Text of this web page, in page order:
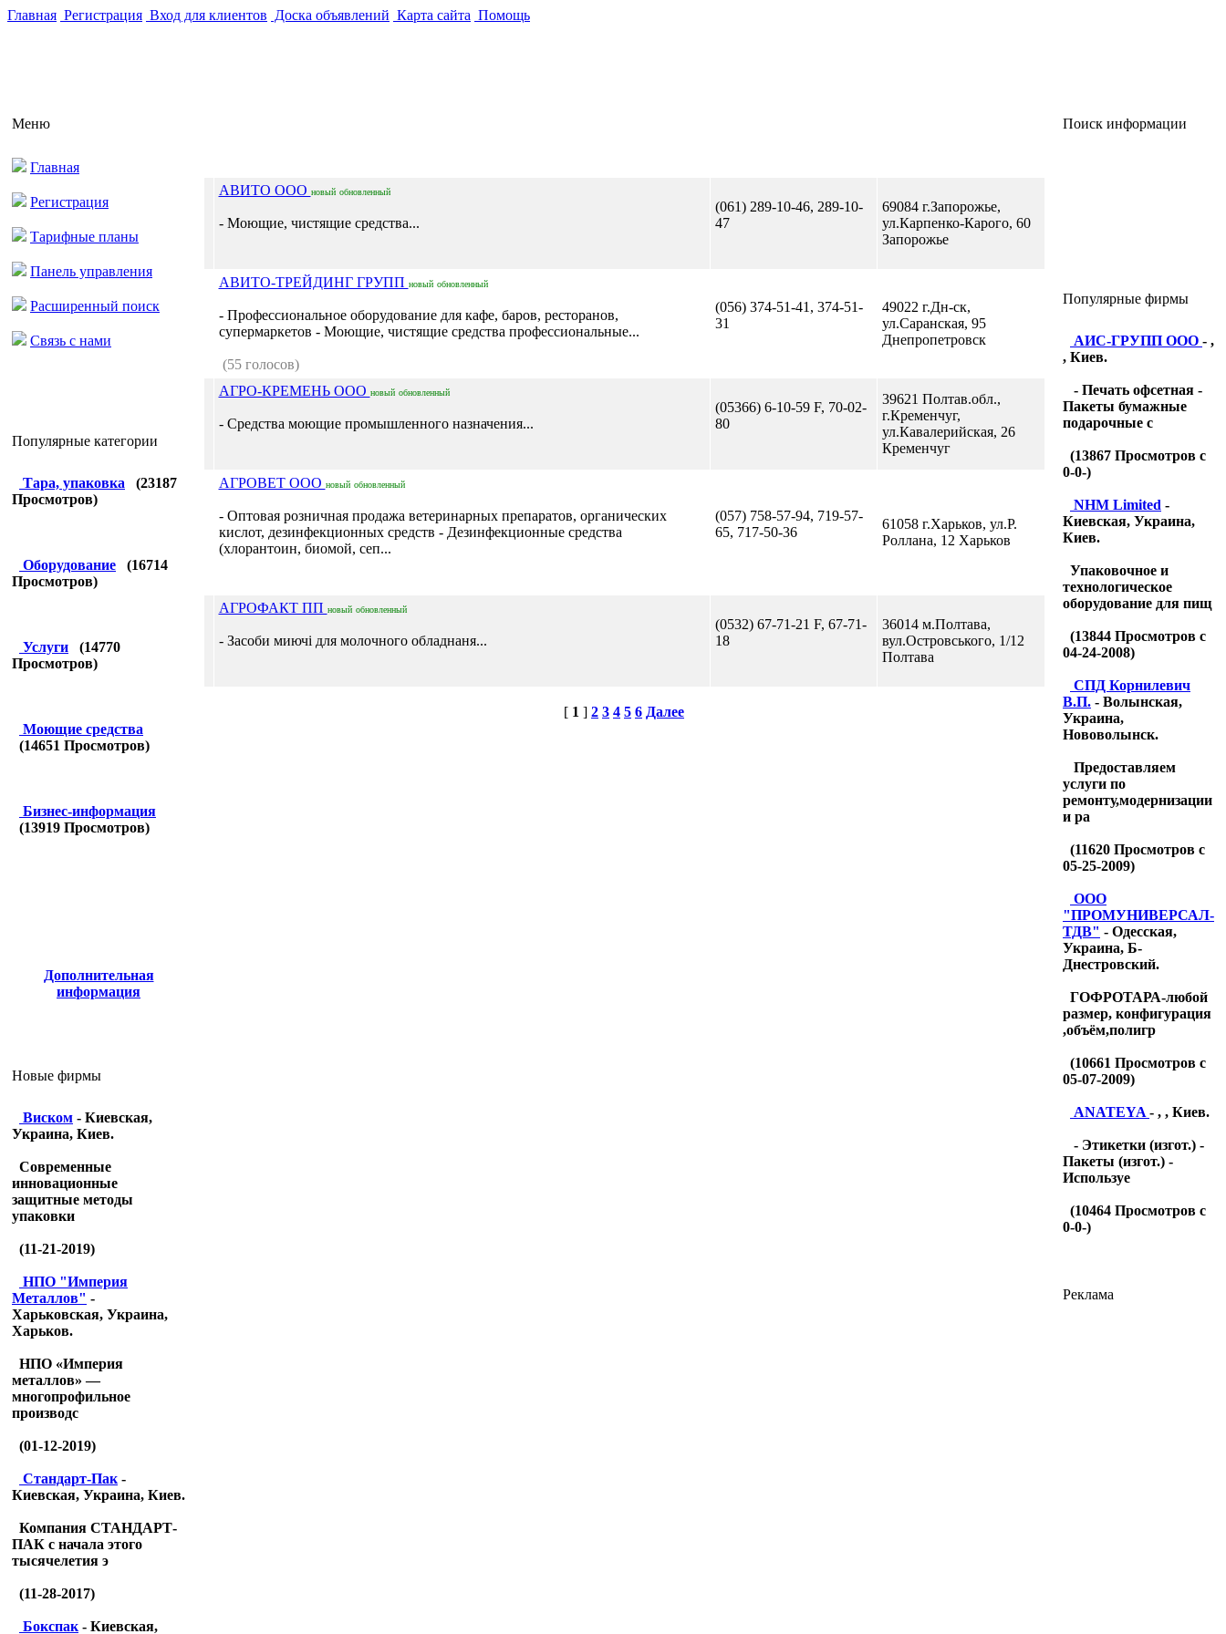
Главная Регистрация Вход для клиентов Доска объявлений Карта сайта Помощь
Меню
Главная
Регистрация
Тарифные планы
Панель управления
Расширенный поиск
Связь с нами
Популярные категории
Тара, упаковка (23187
Просмотров)
Оборудование (16714
Просмотров)
Услуги (14770
Просмотров)
Моющие средства
(14651 Просмотров)
Бизнес-информация
(13919 Просмотров)
Дополнительная
информация
Новые фирмы
Виском - Киевская,
Украина, Киев.
Современные
инновационные
защитные методы
упаковки
(11-21-2019)
НПО "Империя
Металлов" -
Харьковская, Украина,
Харьков.
НПО «Империя
металлов» —
многопрофильное
производс
(01-12-2019)
Стандарт-Пак -
Киевская, Украина, Киев.
Компания СТАНДАРТ-
ПАК с начала этого
тысячелетия э
(11-28-2017)
Бокспак - Киевская,
АВИТО ООО новый обновленный
- Моющие, чистящие средства...
(061) 289-10-46, 289-10-
47
69084 г.Запорожье,
ул.Карпенко-Карого, 60
Запорожье
АВИТО-ТРЕЙДИНГ ГРУПП новый обновленный
- Профессиональное оборудование для кафе, баров, ресторанов,
супермаркетов - Моющие, чистящие средства профессиональные...
(55 голосов)
(056) 374-51-41, 374-51-
31
49022 г.Дн-ск,
ул.Саранская, 95
Днепропетровск
АГРО-КРЕМЕНЬ ООО новый обновленный
- Средства моющие промышленного назначения...
(05366) 6-10-59 F, 70-02-
80
39621 Полтав.обл.,
г.Кременчуг,
ул.Кавалерийская, 26
Кременчуг
АГРОВЕТ ООО новый обновленный
- Оптовая розничная продажа ветеринарных препаратов, органических
кислот, дезинфекционных средств - Дезинфекционные средства
(хлорантоин, биомой, сеп...
(057) 758-57-94, 719-57-
65, 717-50-36
61058 г.Харьков, ул.Р.
Роллана, 12 Харьков
АГРОФАКТ ПП новый обновленный
- Засоби миючі для молочного обладнаня...
(0532) 67-71-21 F, 67-71-
18
36014 м.Полтава,
вул.Островського, 1/12
Полтава
[ 1 ] 2 3 4 5 6 Далее
Поиск информации
Популярные фирмы
АИС-ГРУПП ООО - ,
, Киев.
- Печать офсетная -
Пакеты бумажные
подарочные с
(13867 Просмотров с
0-0-)
NHM Limited -
Киевская, Украина,
Киев.
Упаковочное и
технологическое
оборудование для пищ
(13844 Просмотров с
04-24-2008)
CПД Корнилевич
В.П. - Волынская,
Украина,
Нововолынск.
Предоставляем
услуги по
ремонту,модернизации
и ра
(11620 Просмотров с
05-25-2009)
OOO
"ПРОМУНИВЕРСАЛ-
ТДB" - Одесская,
Украина, Б-
Днестровский.
ГОФРОТАРА-любой
размер, конфигурация
,объём,полигр
(10661 Просмотров с
05-07-2009)
ANATEYA - , , Киев.
- Этикетки (изгот.) -
Пакеты (изгот.) -
Используе
(10464 Просмотров с
0-0-)
Реклама